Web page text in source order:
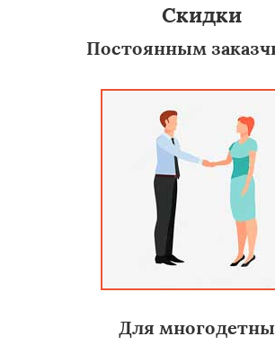
Скидки
Постоянным
Для